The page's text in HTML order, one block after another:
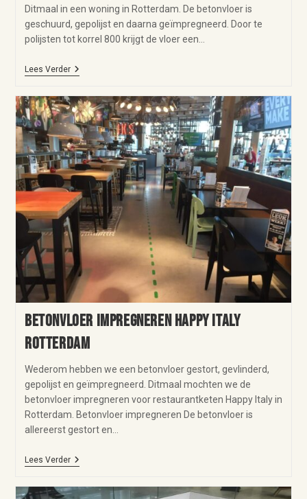
Ditmaal in een woning in Rotterdam. De betonvloer is
geschuurd, gepolijst en daarna geïmpregneerd. Door te
polijsten tot korrel 800 krijgt de vloer een…
Lees Verder
Betonvloer impregneren Happy Italy
Rotterdam
Wederom hebben we een betonvloer gestort, gevlinderd,
gepolijst en geïmpregneerd. Ditmaal mochten we de
betonvloer impregneren voor restaurantketen Happy Italy in
Rotterdam. Betonvloer impregneren De betonvloer is
allereerst gestort en…
Lees Verder